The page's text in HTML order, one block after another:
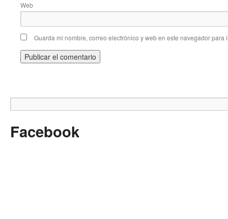
Web
Guarda mi nombre, correo electrónico y web en este navegador para
Facebook